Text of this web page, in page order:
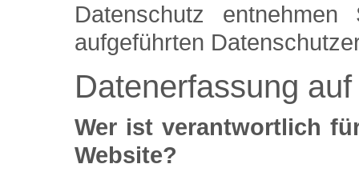
Datenschutz
aufgeführten
Datenerfassung
Wer ist verantwortlich
Website?